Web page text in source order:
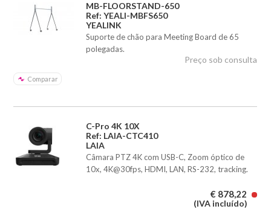
MB-FLOORSTAND-650
Ref: YEALI-MBFS650
YEALINK
Suporte de chão para Meeting Board de 65
polegadas.
Comparar
Preço sob consulta
C-Pro 4K 10X
Ref: LAIA-CTC410
LAIA
Câmara PTZ 4K com USB-C, Zoom óptico de
10x, 4K@30fps, HDMI, LAN, RS-232, tracking.
€ 878,22
(IVA incluído)